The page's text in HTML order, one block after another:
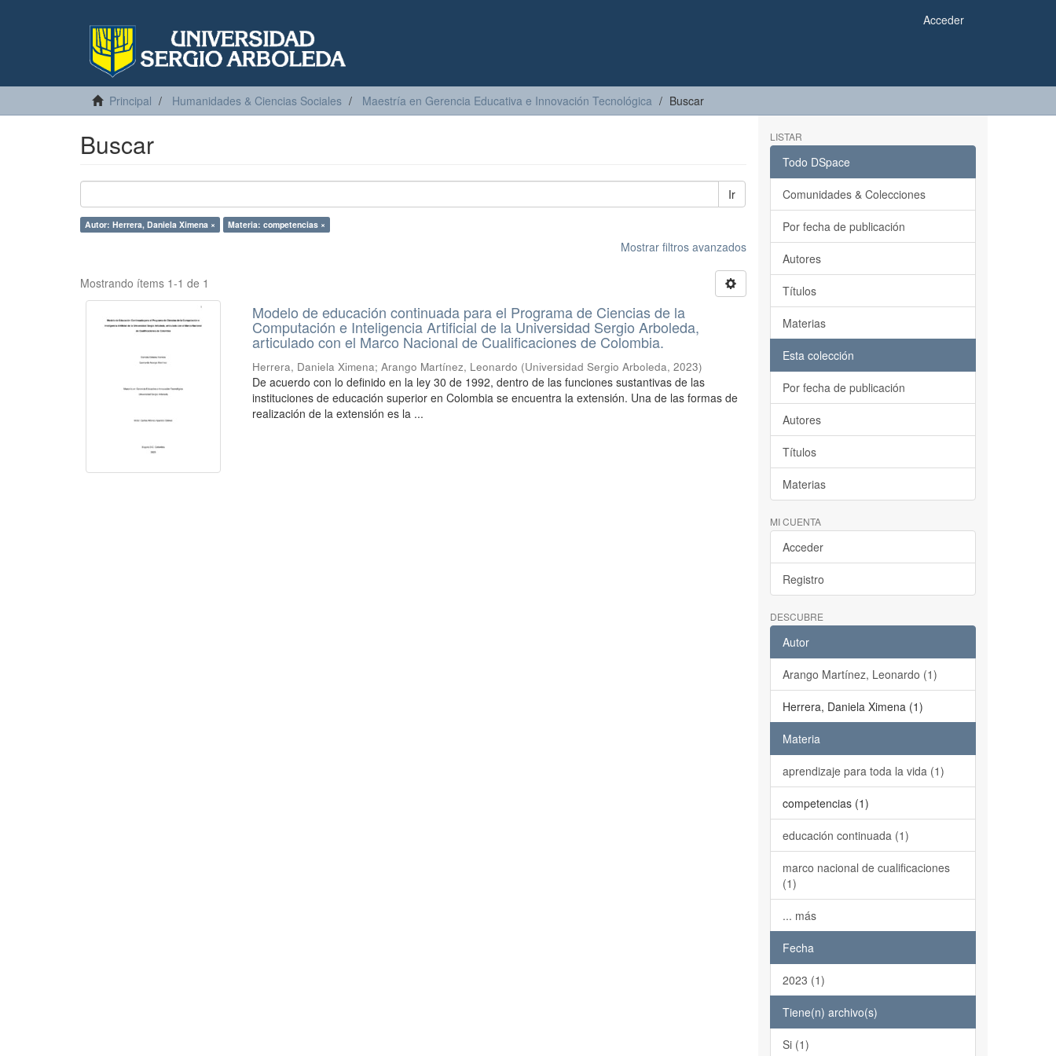
Acceder
Principal Humanidades & Ciencias Sociales Maestría en Gerencia Educativa e Innovación Tecnológica Buscar
Buscar
Ir
Autor: Herrera, Daniela Ximena × Materia: competencias ×
Mostrar filtros avanzados
Mostrando ítems 1-1 de 1
Modelo de educación continuada para el Programa de Ciencias de la
Computación e Inteligencia Artificial de la Universidad Sergio Arboleda,
articulado con el Marco Nacional de Cualificaciones de Colombia.
Herrera, Daniela Ximena;Arango Martínez, Leonardo (Universidad Sergio Arboleda,2023)
De acuerdo con lo definido en la ley 30 de 1992, dentro de las funciones sustantivas de las
instituciones de educación superior en Colombia se encuentra la extensión. Una de las formas de
realización de la extensión es la ...
LISTAR
Todo DSpace
Comunidades & Colecciones
Por fecha de publicación
Autores
Títulos
Materias
Esta colección
Por fecha de publicación
Autores
Títulos
Materias
MI CUENTA
Acceder
Registro
DESCUBRE
Autor
Arango Martínez, Leonardo (1)
Herrera, Daniela Ximena (1)
Materia
aprendizaje para toda la vida (1)
competencias (1)
educación continuada (1)
marco nacional de cualificaciones
(1)
... más
Fecha
2023 (1)
Tiene(n) archivo(s)
Si (1)